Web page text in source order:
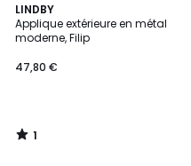
LINDBY
Applique extérieure en métal
moderne, Filip
47,80 €
1
/
5
1
/